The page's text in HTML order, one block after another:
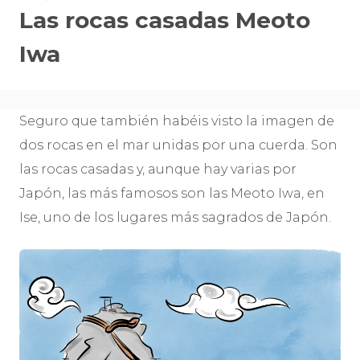
Las rocas casadas Meoto
Iwa
Seguro que también habéis visto la imagen de
dos rocas en el mar unidas por una cuerda. Son
las rocas casadas y, aunque hay varias por
Japón, las más famosos son las Meoto Iwa, en
Ise, uno de los lugares más sagrados de Japón.